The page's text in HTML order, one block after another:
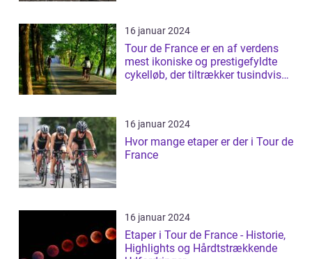
16 januar 2024
Tour de France er en af verdens
mest ikoniske og prestigefyldte
cykelløb, der tiltrækker tusindvis
16 januar 2024
Hvor mange etaper er der i Tour de
France
16 januar 2024
Etaper i Tour de France - Historie,
Highlights og Hårdtstrækkende